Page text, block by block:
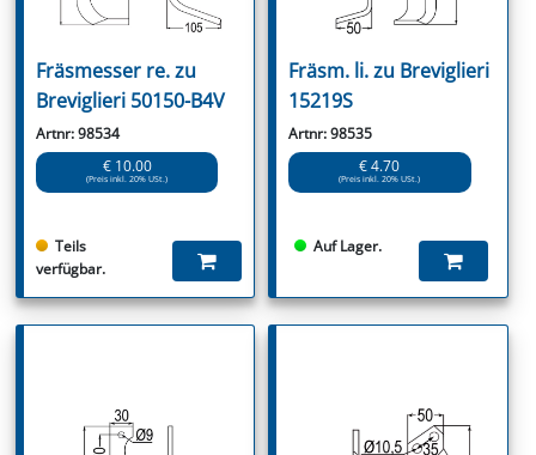
Fräsmesser re. zu
Breviglieri 50150-B4V
Artnr: 98534
€ 10.00
(Preis inkl. 20% USt.)
Teils
verfügbar.
Fräsm. li. zu Breviglieri
15219S
Artnr: 98535
€ 4.70
(Preis inkl. 20% USt.)
Auf Lager.